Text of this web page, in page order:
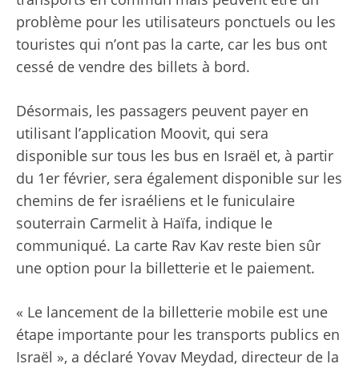
problème pour les utilisateurs ponctuels ou les
touristes qui n’ont pas la carte, car les bus ont
cessé de vendre des billets à bord.
Désormais, les passagers peuvent payer en
utilisant l’application Moovit, qui sera
disponible sur tous les bus en Israël et, à partir
du 1er février, sera également disponible sur les
chemins de fer israéliens et le funiculaire
souterrain Carmelit à Haïfa, indique le
communiqué. La carte Rav Kav reste bien sûr
une option pour la billetterie et le paiement.
« Le lancement de la billetterie mobile est une
étape importante pour les transports publics en
Israël », a déclaré Yovav Meydad, directeur de la